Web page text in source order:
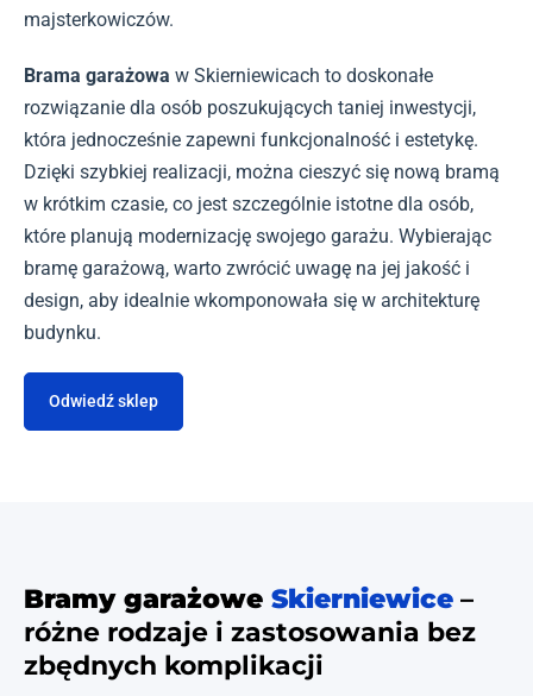
majsterkowiczów.
Brama garażowa w Skierniewicach to doskonałe
rozwiązanie dla osób poszukujących taniej inwestycji,
która jednocześnie zapewni funkcjonalność i estetykę.
Dzięki szybkiej realizacji, można cieszyć się nową bramą
w krótkim czasie, co jest szczególnie istotne dla osób,
które planują modernizację swojego garażu. Wybierając
bramę garażową, warto zwrócić uwagę na jej jakość i
design, aby idealnie wkomponowała się w architekturę
budynku.
Odwiedź sklep
Bramy garażowe Skierniewice –
różne rodzaje i zastosowania bez
zbędnych komplikacji